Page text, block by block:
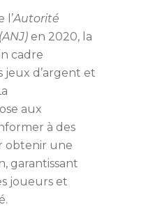
l’Autorité
en 2020, la
cadre
d’argent et
aux
à des
obtenir une
garantissant
joueurs et